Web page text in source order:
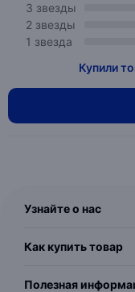
3 звезды
2 звезды
1 звезда
Купили
Узнайте о нас
Как купить товар
Полезная